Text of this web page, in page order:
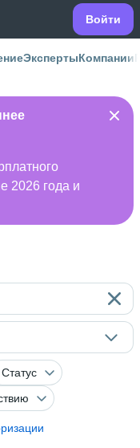
Войти
ЭкспертыКомпании
2026 года и
Статус